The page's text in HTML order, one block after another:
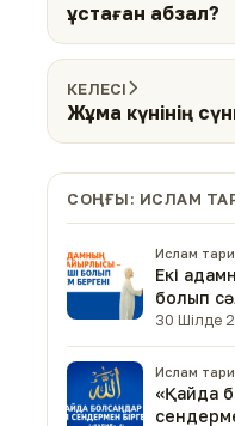
ұстаған абзал?
КЕЛЕСІ
Жұма күнінің
СОҢҒЫ: ИСЛАМ
Ислам
Екі
болып
30 Шілде
Ислам
«Қайда